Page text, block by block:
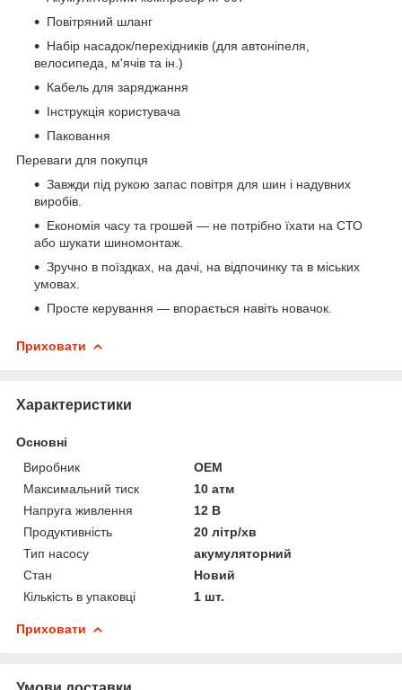
Повітряний шланг
Набір насадок/перехідників (для автоніпеля,
велосипеда, м'ячів та ін.)
Кабель для заряджання
Інструкція користувача
Паковання
Переваги для покупця
Завжди під рукою запас повітря для шин і надувних
виробів.
Економія часу та грошей — не потрібно їхати на СТО
або шукати шиномонтаж.
Зручно в поїздках, на дачі, на відпочинку та в міських
умовах.
Просте керування — впорається навіть новачок.
Приховати
Характеристики
Основні
Виробник
OEM
Максимальний тиск
10 атм
Напруга живлення
12 В
Продуктивність
20 літр/хв
Тип насосу
акумуляторний
Стан
Новий
Кількість в упаковці
1 шт.
Приховати